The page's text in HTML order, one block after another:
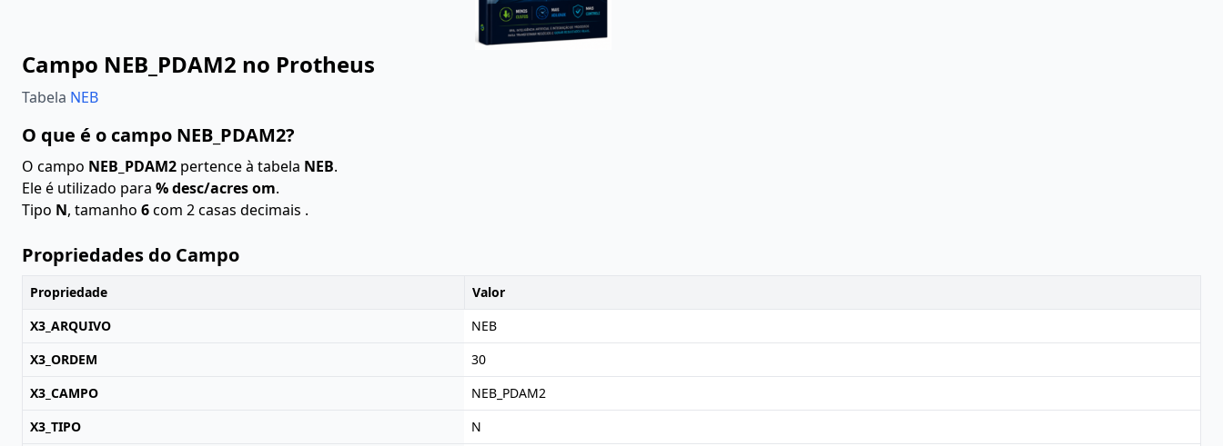
Campo NEB_PDAM2 no Protheus
Tabela NEB
O que é o campo NEB_PDAM2?
O campo NEB_PDAM2 pertence à tabela NEB.
Ele é utilizado para % desc/acres om.
Tipo N, tamanho 6com 2 casas decimais .
Propriedades do Campo
Propriedade
Valor
X3_ARQUIVO
NEB
X3_ORDEM
30
X3_CAMPO
NEB_PDAM2
X3_TIPO
N